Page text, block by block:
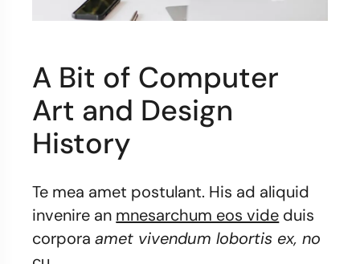
A Bit of Computer
Art and Design
History
Te mea amet postulant. His ad aliquid
invenire an mnesarchum eos vide duis
corporaamet vivendum lobortis ex, no